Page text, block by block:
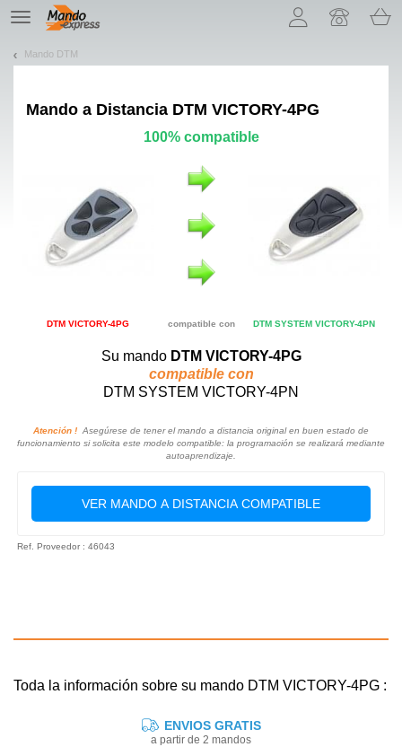
TE
navigation
Mando DTM
Mando a Distancia DTM VICTORY-4PG
100% compatible
DTM VICTORY-4PG compatible con DTM SYSTEM VICTORY-4PN
Su mando DTM VICTORY-4PG
compatible con
DTM SYSTEM VICTORY-4PN
Atención ! Asegúrese de tener el mando a distancia original en buen estado de
funcionamiento si solicita este modelo compatible: la programación se realizará mediante
autoaprendizaje.
VER MANDO A DISTANCIA COMPATIBLE
Ref. Proveedor : 46043
Toda la información sobre su mando DTM VICTORY-4PG :
ENVIOS GRATIS
a partir de 2 mandos
¡Permítenos presentarte nuestras cookies!